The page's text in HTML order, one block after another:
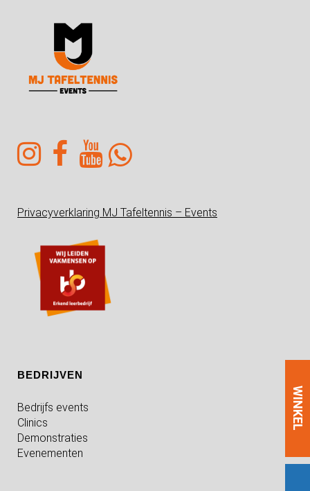
WINKEL
Privacyverklaring MJ Tafeltennis – Events
BEDRIJVEN
Bedrijfs events
Clinics
Demonstraties
Evenementen